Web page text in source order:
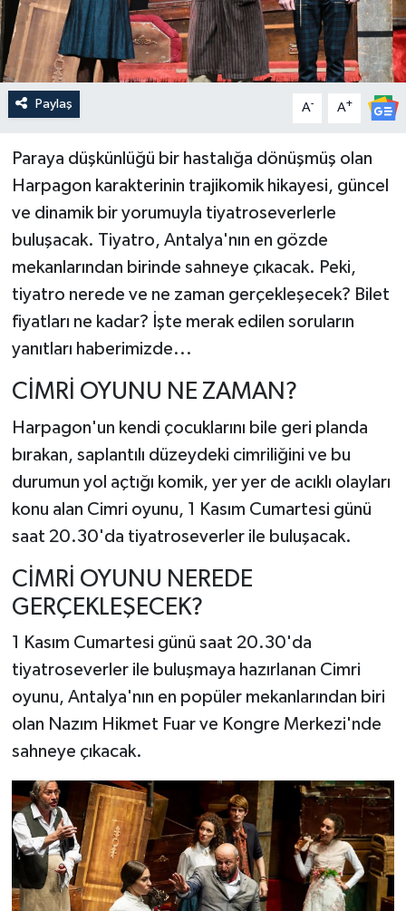
Paylaş A- A+
Paraya düşkünlüğü bir hastalığa dönüşmüş olan
Harpagon karakterinin trajikomik hikayesi, güncel
ve dinamik bir yorumuyla tiyatroseverlerle
buluşacak. Tiyatro, Antalya'nın en gözde
mekanlarından birinde sahneye çıkacak. Peki,
tiyatro nerede ve ne zaman gerçekleşecek? Bilet
fiyatları ne kadar? İşte merak edilen soruların
yanıtları haberimizde...
CİMRİ OYUNU NE ZAMAN?
Harpagon'un kendi çocuklarını bile geri planda
bırakan, saplantılı düzeydeki cimriliğini ve bu
durumun yol açtığı komik, yer yer de acıklı olayları
konu alan Cimri oyunu, 1 Kasım Cumartesi günü
saat 20.30'da tiyatroseverler ile buluşacak.
CİMRİ OYUNU NEREDE
GERÇEKLEŞECEK?
1 Kasım Cumartesi günü saat 20.30'da
tiyatroseverler ile buluşmaya hazırlanan Cimri
oyunu, Antalya'nın en popüler mekanlarından biri
olan Nazım Hikmet Fuar ve Kongre Merkezi'nde
sahneye çıkacak.
Spor